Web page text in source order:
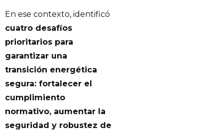
En ese contexto, identificó
cuatro desafíos
prioritarios para
garantizar una
transición energética
segura: fortalecer el
cumplimiento
normativo, aumentar la
seguridad y robustez de